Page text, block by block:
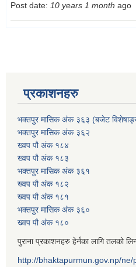
Post date: 10 years 1 month ago
प्रकाशनहरु
भक्तपुर मासिक अंक ३६३ (बजेट
भक्तपुर मासिक अंक ३६२
ख्वप पौ अंक १८४
ख्वप पौ अंक १८३
भक्तपुर मासिक अंक ३६१
ख्वप पौ अंक १८२
ख्वप पौ अंक १८१
भक्तपुर मासिक अंक ३६०
ख्वप पौ अंक १८०
पुराना प्रकाशनहरु हेर्नका लागि तलको
http://bhaktapurmun.gov.np/ne/